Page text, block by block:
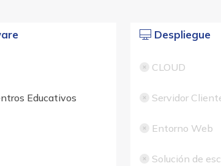
Educativos
Despliegue
CLOUD
Servidor
Entorno Web
Solución de